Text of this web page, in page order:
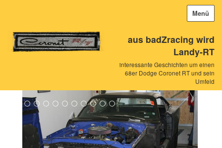
aus badZracing wird
Landy-RT
interessante Geschichten um einen
68er Dodge Coronet RT und sein
Umfeld
Menü